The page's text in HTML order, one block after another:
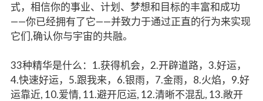
式，相信你的事业、计划、梦想和目标的丰富和成功
——你已经拥有了它——并致力于通过正直的行为来实现
它们,确认你与宇宙的共融。
33种精华是什么：1.获得机会，2.开辟道路，3.好运，
4.快速好运，5.跟我来，6.银雨，7.金雨，8.火焰，9.好
运靠近, 10.爱情, 11.避开厄运, 12.清晰不混乱, 13.敞开